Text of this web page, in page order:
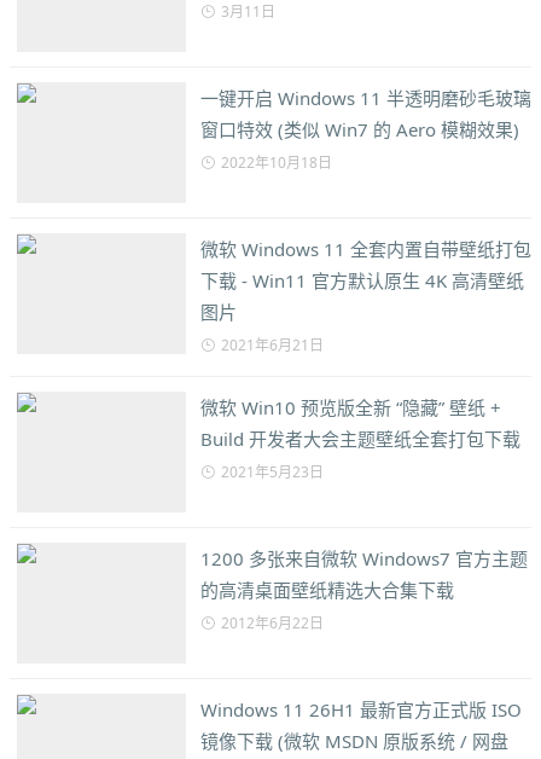
3月11日
一键开启 Windows 11 半透明磨砂毛玻璃
窗口特效 (类似 Win7 的 Aero 模糊效果)
2022年10月18日
微软 Windows 11 全套内置自带壁纸打包
下载 - Win11 官方默认原生 4K 高清壁纸
图片
2021年6月21日
微软 Win10 预览版全新 “隐藏” 壁纸 +
Build 开发者大会主题壁纸全套打包下载
2021年5月23日
1200 多张来自微软 Windows7 官方主题
的高清桌面壁纸精选大合集下载
2012年6月22日
Windows 11 26H1 最新官方正式版 ISO
镜像下载 (微软 MSDN 原版系统 / 网盘